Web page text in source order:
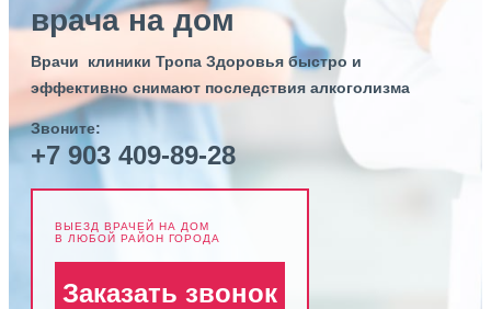
врача на дом
Врачи клиники Тропа Здоровья быстро и
эффективно снимают последствия алкоголизма
Звоните:
+7 903 409-89-28
ВЫЕЗД ВРАЧЕЙ НА ДОМ
В ЛЮБОЙ РАЙОН ГОРОДА
Заказать звонок